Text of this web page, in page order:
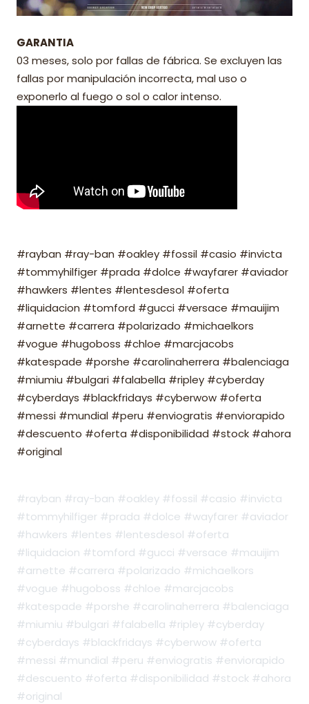
GARANTIA
03 meses, solo por fallas de fábrica. Se excluyen las
fallas por manipulación incorrecta, mal uso o
exponerlo al fuego o sol o calor intenso.
#rayban #ray-ban #oakley #fossil #casio #invicta
#tommyhilfiger #prada #dolce #wayfarer #aviador
#hawkers #lentes #lentesdesol #oferta
#liquidacion #tomford #gucci #versace #mauijim
#arnette #carrera #polarizado #michaelkors
#vogue #hugoboss #chloe #marcjacobs
#katespade #porshe #carolinaherrera #balenciaga
#miumiu #bulgari #falabella #ripley #cyberday
#cyberdays #blackfridays #cyberwow #oferta
#messi #mundial #peru #enviogratis #enviorapido
#descuento #oferta #disponibilidad #stock #ahora
#original
#rayban #ray-ban #oakley #fossil #casio #invicta
#tommyhilfiger #prada #dolce #wayfarer #aviador
#hawkers #lentes #lentesdesol #oferta
#liquidacion #tomford #gucci #versace #mauijim
#arnette #carrera #polarizado #michaelkors
#vogue #hugoboss #chloe #marcjacobs
#katespade #porshe #carolinaherrera #balenciaga
#miumiu #bulgari #falabella #ripley #cyberday
#cyberdays #blackfridays #cyberwow #oferta
#messi #mundial #peru #enviogratis #enviorapido
#descuento #oferta #disponibilidad #stock #ahora
#original